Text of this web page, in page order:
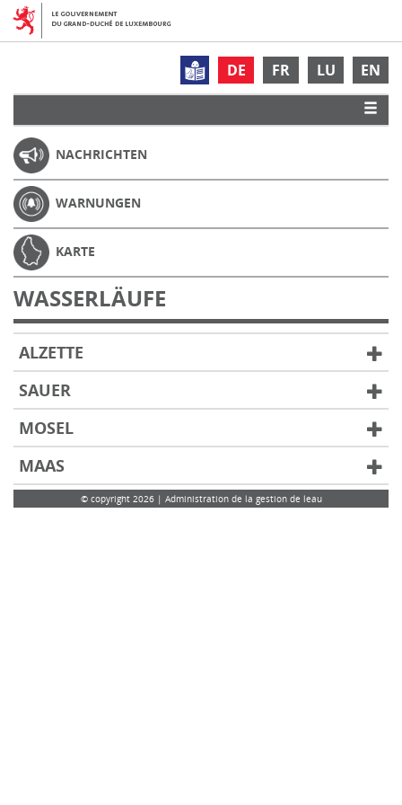
DE FR LU EN
NACHRICHTEN
WARNUNGEN
KARTE
WASSERLÄUFE
ALZETTE
SAUER
MOSEL
MAAS
© copyright 2026 | Administration de la gestion de leau